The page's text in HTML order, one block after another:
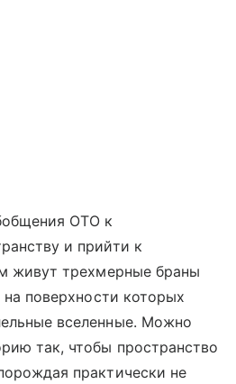
ОТО к
и прийти к
живут трехмерные браны
поверхности которых
вселенные. Можно
так, чтобы пространство
практически не